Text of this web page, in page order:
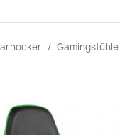
Gamingstühle